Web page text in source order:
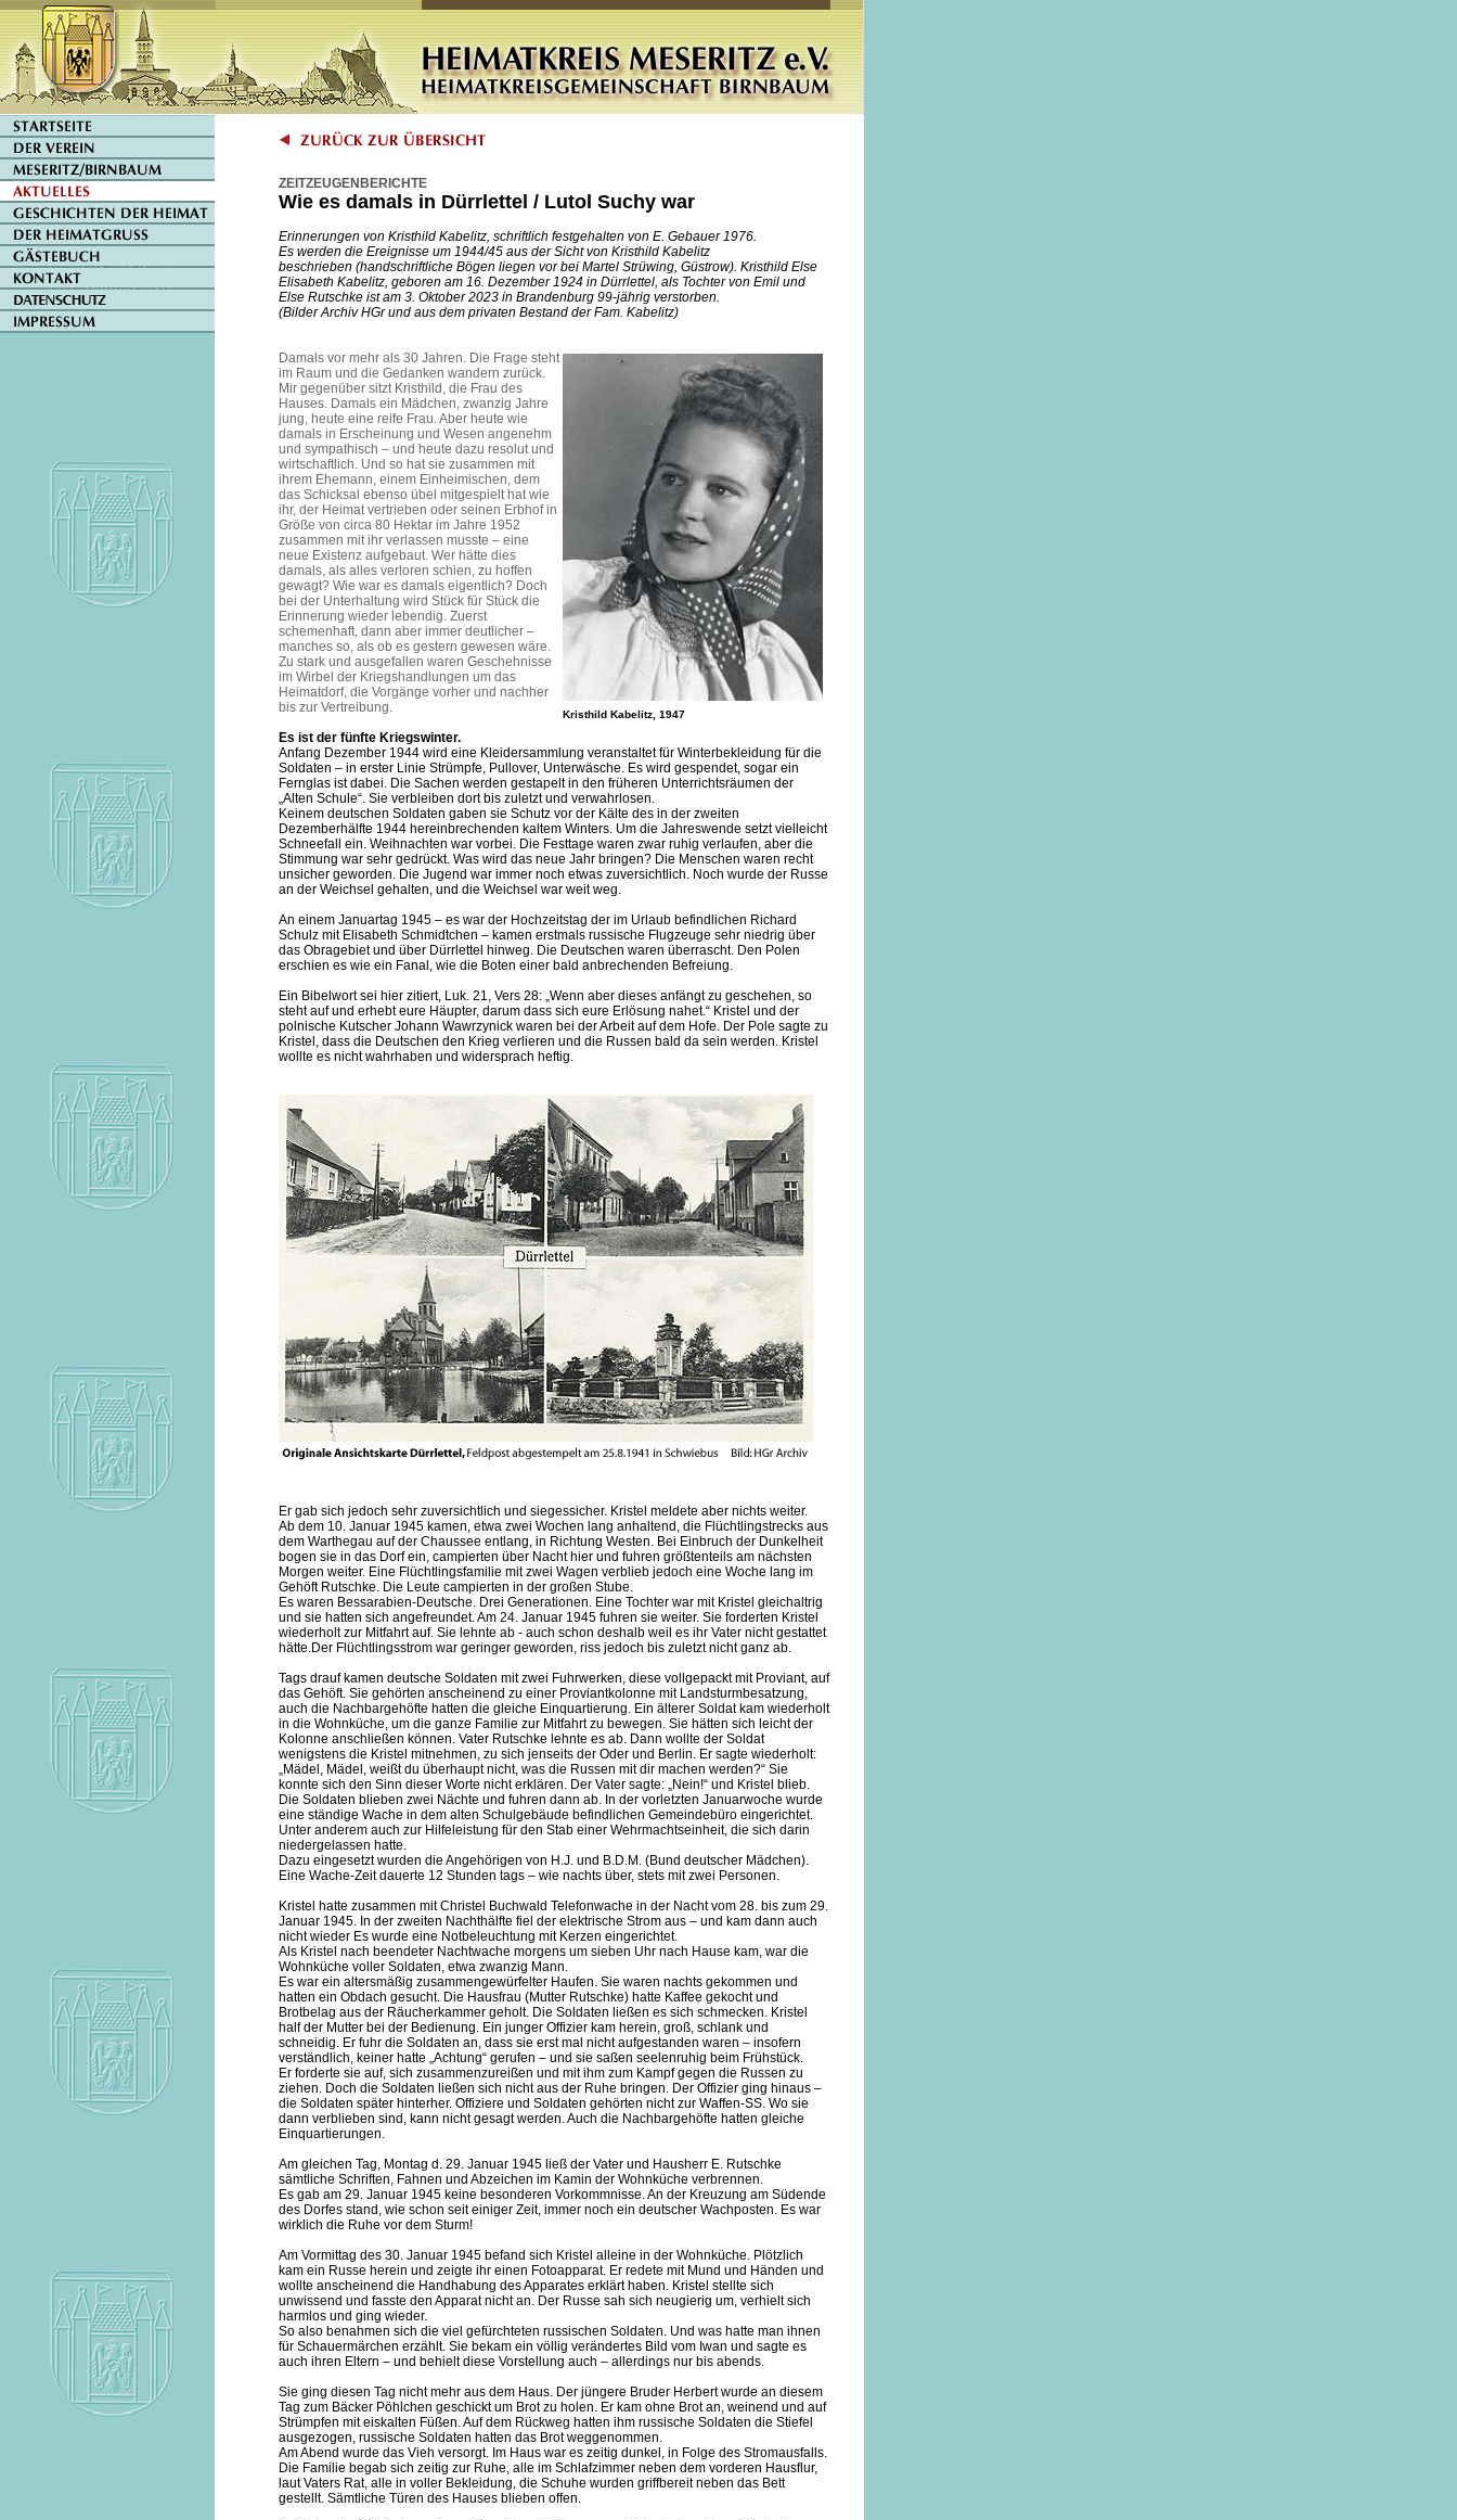
ZEITZEUGENBERICHTE
Wie es damals in Dürrlettel / Lutol Suchy war
Erinnerungen von Kristhild Kabelitz, schriftlich festgehalten von E. Gebauer 1976.
Es werden die Ereignisse um 1944/45 aus der Sicht von Kristhild Kabelitz
beschrieben (handschriftliche Bögen liegen vor bei Martel Strüwing, Güstrow). Kristhild Else
Elisabeth Kabelitz, geboren am 16. Dezember 1924 in Dürrlettel, als Tochter von Emil und
Else Rutschke ist am 3. Oktober 2023 in Brandenburg 99-jährig verstorben.
(Bilder Archiv HGr und aus dem privaten Bestand der Fam. Kabelitz)
Kristhild Kabelitz, 1947
Damals vor mehr als 30 Jahren. Die Frage steht
im Raum und die Gedanken wandern zurück.
Mir gegenüber sitzt Kristhild, die Frau des
Hauses. Damals ein Mädchen, zwanzig Jahre
jung, heute eine reife Frau. Aber heute wie
damals in Erscheinung und Wesen angenehm
und sympathisch – und heute dazu resolut und
wirtschaftlich. Und so hat sie zusammen mit
ihrem Ehemann, einem Einheimischen, dem
das Schicksal ebenso übel mitgespielt hat wie
ihr, der Heimat vertrieben oder seinen Erbhof in
Größe von circa 80 Hektar im Jahre 1952
zusammen mit ihr verlassen musste – eine
neue Existenz aufgebaut. Wer hätte dies
damals, als alles verloren schien, zu hoffen
gewagt? Wie war es damals eigentlich? Doch
bei der Unterhaltung wird Stück für Stück die
Erinnerung wieder lebendig. Zuerst
schemenhaft, dann aber immer deutlicher –
manches so, als ob es gestern gewesen wäre.
Zu stark und ausgefallen waren Geschehnisse
im Wirbel der Kriegshandlungen um das
Heimatdorf, die Vorgänge vorher und nachher
bis zur Vertreibung.
Es ist der fünfte Kriegswinter.
Anfang Dezember 1944 wird eine Kleidersammlung veranstaltet für Winterbekleidung für die
Soldaten – in erster Linie Strümpfe, Pullover, Unterwäsche. Es wird gespendet, sogar ein
Fernglas ist dabei. Die Sachen werden gestapelt in den früheren Unterrichtsräumen der
„Alten Schule“. Sie verbleiben dort bis zuletzt und verwahrlosen.
Keinem deutschen Soldaten gaben sie Schutz vor der Kälte des in der zweiten
Dezemberhälfte 1944 hereinbrechenden kaltem Winters. Um die Jahreswende setzt vielleicht
Schneefall ein. Weihnachten war vorbei. Die Festtage waren zwar ruhig verlaufen, aber die
Stimmung war sehr gedrückt. Was wird das neue Jahr bringen? Die Menschen waren recht
unsicher geworden. Die Jugend war immer noch etwas zuversichtlich. Noch wurde der Russe
an der Weichsel gehalten, und die Weichsel war weit weg.
An einem Januartag 1945 – es war der Hochzeitstag der im Urlaub befindlichen Richard
Schulz mit Elisabeth Schmidtchen – kamen erstmals russische Flugzeuge sehr niedrig über
das Obragebiet und über Dürrlettel hinweg. Die Deutschen waren überrascht. Den Polen
erschien es wie ein Fanal, wie die Boten einer bald anbrechenden Befreiung.
Ein Bibelwort sei hier zitiert, Luk. 21, Vers 28: „Wenn aber dieses anfängt zu geschehen, so
steht auf und erhebt eure Häupter, darum dass sich eure Erlösung nahet.“ Kristel und der
polnische Kutscher Johann Wawrzynick waren bei der Arbeit auf dem Hofe. Der Pole sagte zu
Kristel, dass die Deutschen den Krieg verlieren und die Russen bald da sein werden. Kristel
wollte es nicht wahrhaben und widersprach heftig.
Er gab sich jedoch sehr zuversichtlich und siegessicher. Kristel meldete aber nichts weiter.
Ab dem 10. Januar 1945 kamen, etwa zwei Wochen lang anhaltend, die Flüchtlingstrecks aus
dem Warthegau auf der Chaussee entlang, in Richtung Westen. Bei Einbruch der Dunkelheit
bogen sie in das Dorf ein, campierten über Nacht hier und fuhren größtenteils am nächsten
Morgen weiter. Eine Flüchtlingsfamilie mit zwei Wagen verblieb jedoch eine Woche lang im
Gehöft Rutschke. Die Leute campierten in der großen Stube.
Es waren Bessarabien-Deutsche. Drei Generationen. Eine Tochter war mit Kristel gleichaltrig
und sie hatten sich angefreundet. Am 24. Januar 1945 fuhren sie weiter. Sie forderten Kristel
wiederholt zur Mitfahrt auf. Sie lehnte ab - auch schon deshalb weil es ihr Vater nicht gestattet
hätte.Der Flüchtlingsstrom war geringer geworden, riss jedoch bis zuletzt nicht ganz ab.
Tags drauf kamen deutsche Soldaten mit zwei Fuhrwerken, diese vollgepackt mit Proviant, auf
das Gehöft. Sie gehörten anscheinend zu einer Proviantkolonne mit Landsturmbesatzung,
auch die Nachbargehöfte hatten die gleiche Einquartierung. Ein älterer Soldat kam wiederholt
in die Wohnküche, um die ganze Familie zur Mitfahrt zu bewegen. Sie hätten sich leicht der
Kolonne anschließen können. Vater Rutschke lehnte es ab. Dann wollte der Soldat
wenigstens die Kristel mitnehmen, zu sich jenseits der Oder und Berlin. Er sagte wiederholt:
„Mädel, Mädel, weißt du überhaupt nicht, was die Russen mit dir machen werden?“ Sie
konnte sich den Sinn dieser Worte nicht erklären. Der Vater sagte: „Nein!“ und Kristel blieb.
Die Soldaten blieben zwei Nächte und fuhren dann ab. In der vorletzten Januarwoche wurde
eine ständige Wache in dem alten Schulgebäude befindlichen Gemeindebüro eingerichtet.
Unter anderem auch zur Hilfeleistung für den Stab einer Wehrmachtseinheit, die sich darin
niedergelassen hatte.
Dazu eingesetzt wurden die Angehörigen von H.J. und B.D.M. (Bund deutscher Mädchen).
Eine Wache-Zeit dauerte 12 Stunden tags – wie nachts über, stets mit zwei Personen.
Kristel hatte zusammen mit Christel Buchwald Telefonwache in der Nacht vom 28. bis zum 29.
Januar 1945. In der zweiten Nachthälfte fiel der elektrische Strom aus – und kam dann auch
nicht wieder Es wurde eine Notbeleuchtung mit Kerzen eingerichtet.
Als Kristel nach beendeter Nachtwache morgens um sieben Uhr nach Hause kam, war die
Wohnküche voller Soldaten, etwa zwanzig Mann.
Es war ein altersmäßig zusammengewürfelter Haufen. Sie waren nachts gekommen und
hatten ein Obdach gesucht. Die Hausfrau (Mutter Rutschke) hatte Kaffee gekocht und
Brotbelag aus der Räucherkammer geholt. Die Soldaten ließen es sich schmecken. Kristel
half der Mutter bei der Bedienung. Ein junger Offizier kam herein, groß, schlank und
schneidig. Er fuhr die Soldaten an, dass sie erst mal nicht aufgestanden waren – insofern
verständlich, keiner hatte „Achtung“ gerufen – und sie saßen seelenruhig beim Frühstück.
Er forderte sie auf, sich zusammenzureißen und mit ihm zum Kampf gegen die Russen zu
ziehen. Doch die Soldaten ließen sich nicht aus der Ruhe bringen. Der Offizier ging hinaus –
die Soldaten später hinterher. Offiziere und Soldaten gehörten nicht zur Waffen-SS. Wo sie
dann verblieben sind, kann nicht gesagt werden. Auch die Nachbargehöfte hatten gleiche
Einquartierungen.
Am gleichen Tag, Montag d. 29. Januar 1945 ließ der Vater und Hausherr E. Rutschke
sämtliche Schriften, Fahnen und Abzeichen im Kamin der Wohnküche verbrennen.
Es gab am 29. Januar 1945 keine besonderen Vorkommnisse. An der Kreuzung am Südende
des Dorfes stand, wie schon seit einiger Zeit, immer noch ein deutscher Wachposten. Es war
wirklich die Ruhe vor dem Sturm!
Am Vormittag des 30. Januar 1945 befand sich Kristel alleine in der Wohnküche. Plötzlich
kam ein Russe herein und zeigte ihr einen Fotoapparat. Er redete mit Mund und Händen und
wollte anscheinend die Handhabung des Apparates erklärt haben. Kristel stellte sich
unwissend und fasste den Apparat nicht an. Der Russe sah sich neugierig um, verhielt sich
harmlos und ging wieder.
So also benahmen sich die viel gefürchteten russischen Soldaten. Und was hatte man ihnen
für Schauermärchen erzählt. Sie bekam ein völlig verändertes Bild vom Iwan und sagte es
auch ihren Eltern – und behielt diese Vorstellung auch – allerdings nur bis abends.
Sie ging diesen Tag nicht mehr aus dem Haus. Der jüngere Bruder Herbert wurde an diesem
Tag zum Bäcker Pöhlchen geschickt um Brot zu holen. Er kam ohne Brot an, weinend und auf
Strümpfen mit eiskalten Füßen. Auf dem Rückweg hatten ihm russische Soldaten die Stiefel
ausgezogen, russische Soldaten hatten das Brot weggenommen.
Am Abend wurde das Vieh versorgt. Im Haus war es zeitig dunkel, in Folge des Stromausfalls.
Die Familie begab sich zeitig zur Ruhe, alle im Schlafzimmer neben dem vorderen Hausflur,
laut Vaters Rat, alle in voller Bekleidung, die Schuhe wurden griffbereit neben das Bett
gestellt. Sämtliche Türen des Hauses blieben offen.